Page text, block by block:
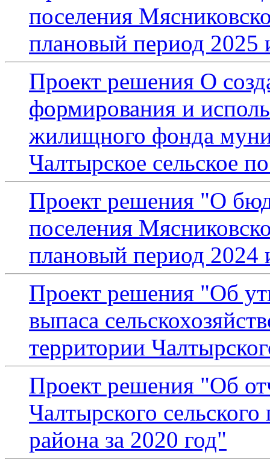
поселения
плановый период 2025
Проект решения О
формирования и
жилищного фонда
Чалтырское сельское
Проект решения "О
поселения
плановый период 2024
Проект решения "Об
выпаса
территории
Проект решения "Об
Чалтырского
района за 2020 год"